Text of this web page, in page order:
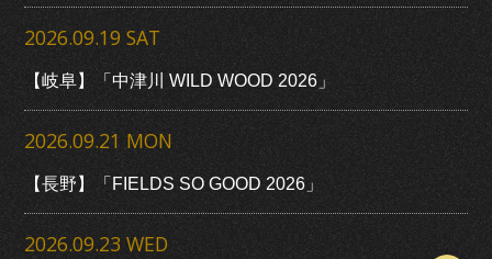
2026.09.19 SAT
【岐阜】「中津川 WILD WOOD 2026」
2026.09.21 MON
【長野】「FIELDS SO GOOD 2026」
2026.09.23 WED